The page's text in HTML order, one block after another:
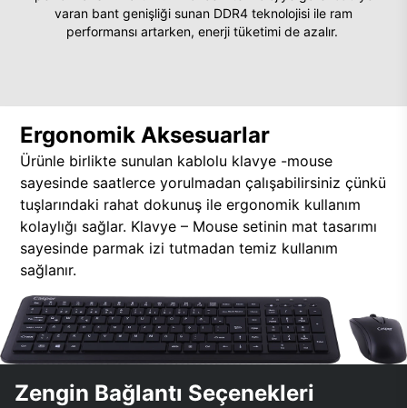
varan bant genişliği sunan DDR4 teknolojisi ile ram
performansı artarken, enerji tüketimi de azalır.
Ergonomik Aksesuarlar
Ürünle birlikte sunulan kablolu klavye -mouse
sayesinde saatlerce yorulmadan çalışabilirsiniz çünkü
tuşlarındaki rahat dokunuş ile ergonomik kullanım
kolaylığı sağlar. Klavye – Mouse setinin mat tasarımı
sayesinde parmak izi tutmadan temiz kullanım
sağlanır.
Zengin Bağlantı Seçenekleri